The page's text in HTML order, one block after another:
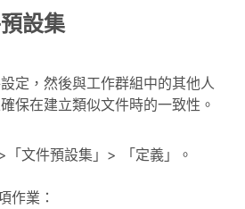
設集
定，然後與工作群組中的其他人
保在建立類似文件時的一致性。
「文件預設集」> 「定義」。
作業：